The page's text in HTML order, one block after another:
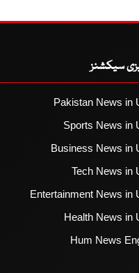
سیکشنز
Pakistan News in
Sports News in
Business News in
Tech News in
Entertainment News in
Health News in
Hum News